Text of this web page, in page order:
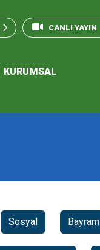
CANLI YAYIN
KURUMSAL
Sosyal Bayram